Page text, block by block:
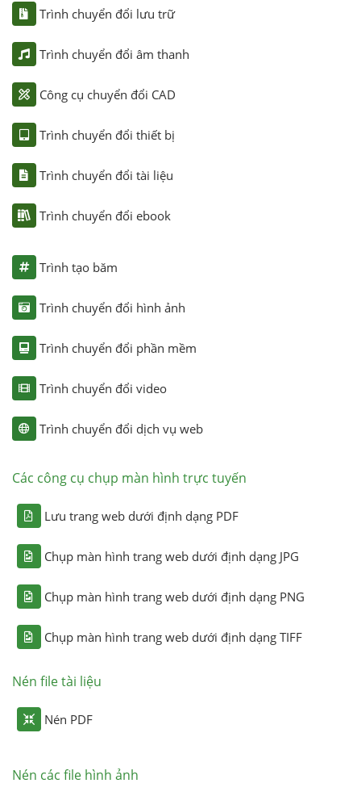
Trình chuyển đổi lưu trữ
Trình chuyển đổi âm thanh
Công cụ chuyển đổi CAD
Trình chuyển đổi thiết bị
Trình chuyển đổi tài liệu
Trình chuyển đổi ebook
Trình tạo băm
Trình chuyển đổi hình ảnh
Trình chuyển đổi phần mềm
Trình chuyển đổi video
Trình chuyển đổi dịch vụ web
Các công cụ chụp màn hình trực tuyến
Lưu trang web dưới định dạng PDF
Chụp màn hình trang web dưới định dạng JPG
Chụp màn hình trang web dưới định dạng PNG
Chụp màn hình trang web dưới định dạng TIFF
Nén file tài liệu
Nén PDF
Nén các file hình ảnh